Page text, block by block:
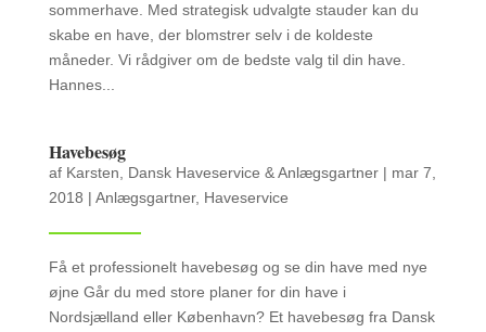
sommerhave. Med strategisk udvalgte stauder kan du
skabe en have, der blomstrer selv i de koldeste
måneder. Vi rådgiver om de bedste valg til din have.
Hannes...
Havebesøg
af Karsten, Dansk Haveservice & Anlægsgartner| mar 7,
2018 | Anlægsgartner, Haveservice
Få et professionelt havebesøg og se din have med nye
øjne Går du med store planer for din have i
Nordsjælland eller København? Et havebesøg fra Dansk